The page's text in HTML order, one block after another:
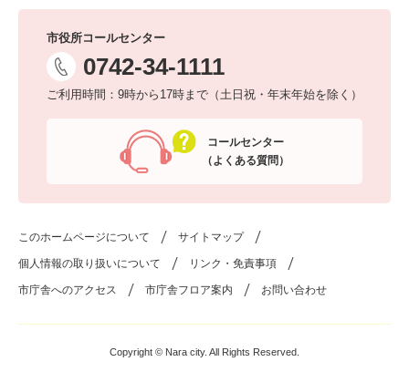
市役所コールセンター
0742-34-1111
ご利用時間：9時から17時まで（土日祝・年末年始を除く）
コールセンター
（よくある質問）
このホームページについて サイトマップ
個人情報の取り扱いについて リンク・免責事項
市庁舎へのアクセス 市庁舎フロア案内 お問い合わせ
Copyright © Nara city. All Rights Reserved.